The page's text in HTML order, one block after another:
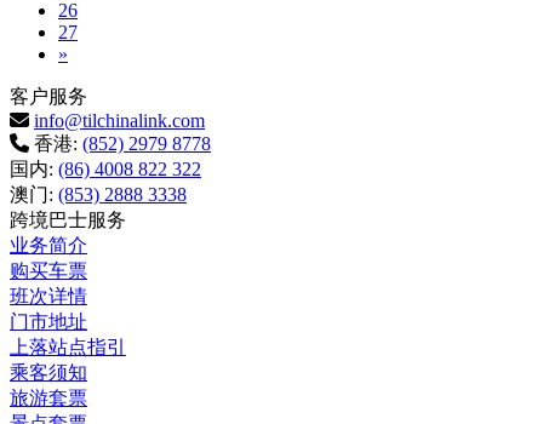
26
27
»
客户服务
info@tilchinalink.com
香港: (852) 2979 8778
国内: (86) 4008 822 322
澳门: (853) 2888 3338
跨境巴士服务
业务简介
购买车票
班次详情
门市地址
上落站点指引
乘客须知
旅游套票